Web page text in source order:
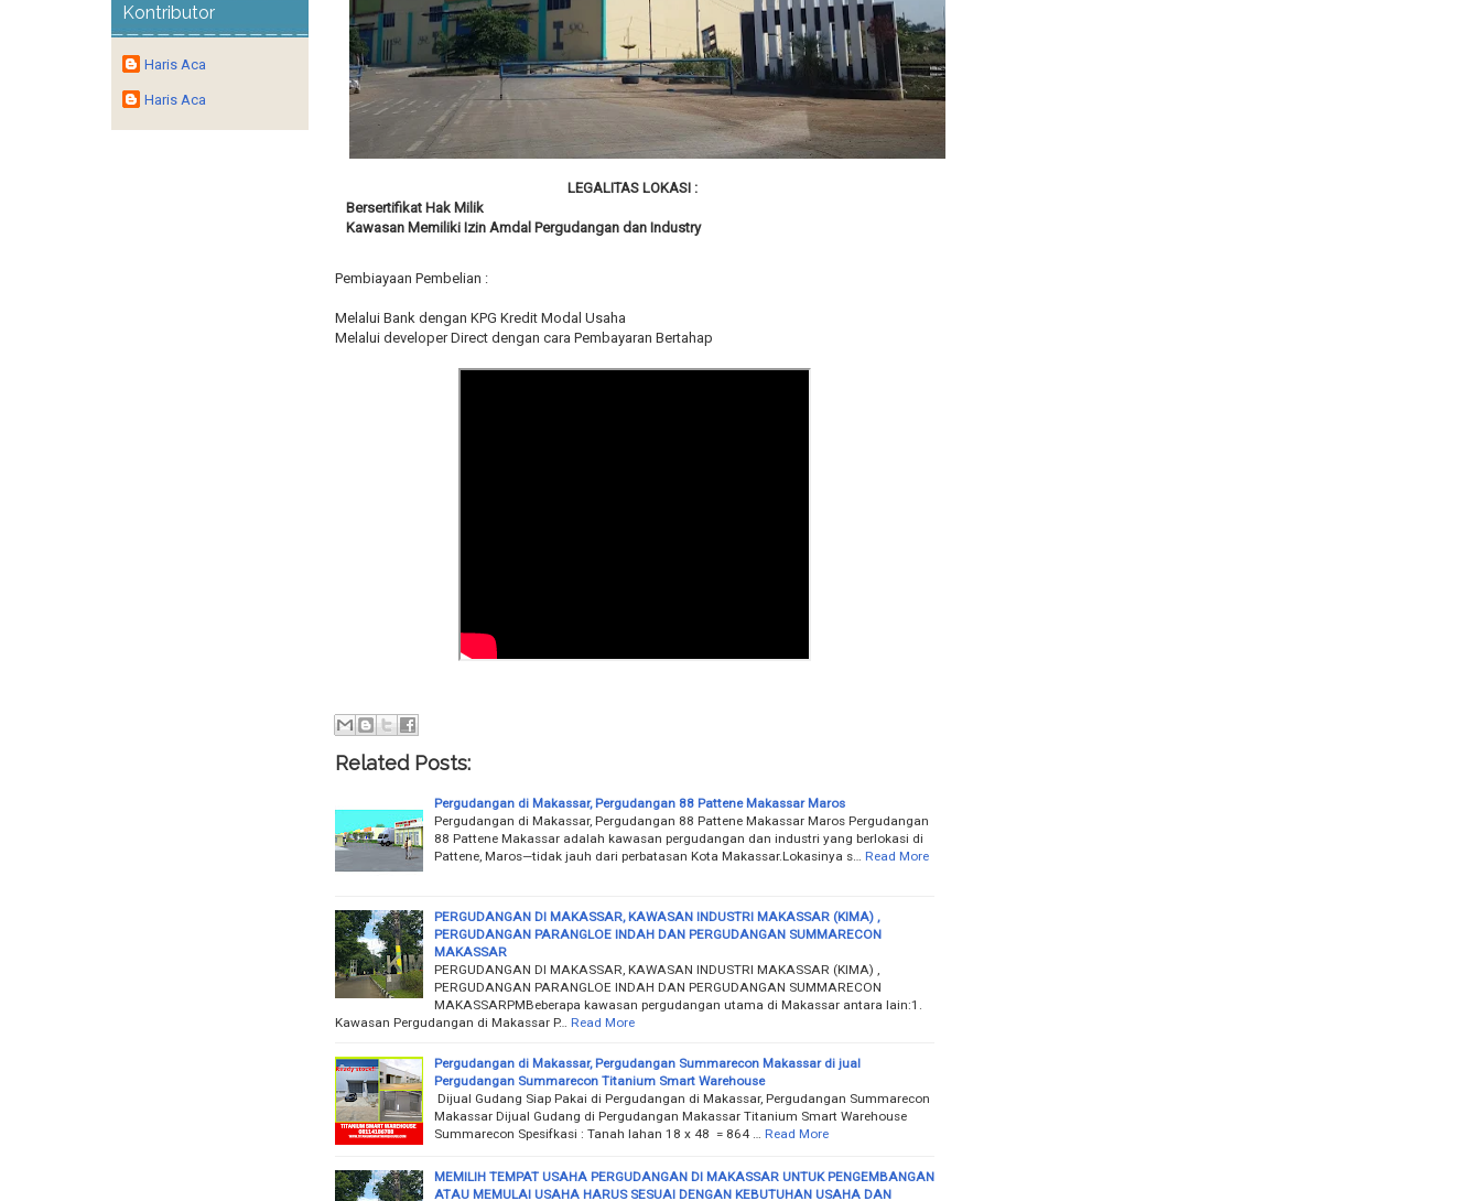
LEGALITAS LOKASI :
Bersertifikat Hak Milik
Kawasan Memiliki Izin Amdal Pergudangan dan Industry
Pembiayaan Pembelian :
Melalui Bank dengan KPG Kredit Modal Usaha
Melalui developer Direct dengan cara Pembayaran Bertahap
Related Posts:
Pergudangan di Makassar, Pergudangan 88 Pattene Makassar Maros
Pergudangan di Makassar, Pergudangan 88 Pattene Makassar Maros Pergudangan
88 Pattene Makassar adalah kawasan pergudangan dan industri yang berlokasi di
Pattene, Maros—tidak jauh dari perbatasan Kota Makassar.Lokasinya s…
Read More
PERGUDANGAN DI MAKASSAR, KAWASAN INDUSTRI MAKASSAR (KIMA) ,
PERGUDANGAN PARANGLOE INDAH DAN PERGUDANGAN SUMMARECON
MAKASSAR
PERGUDANGAN DI MAKASSAR, KAWASAN INDUSTRI MAKASSAR (KIMA) ,
PERGUDANGAN PARANGLOE INDAH DAN PERGUDANGAN SUMMARECON
MAKASSARPMBeberapa kawasan pergudangan utama di Makassar antara lain:1.
Kawasan Pergudangan di Makassar P…
Read More
Pergudangan di Makassar, Pergudangan Summarecon Makassar di jual
Pergudangan Summarecon Titanium Smart Warehouse
Dijual Gudang Siap Pakai di Pergudangan di Makassar, Pergudangan Summarecon
Makassar Dijual Gudang di Pergudangan Makassar Titanium Smart Warehouse
Summarecon Spesifkasi : Tanah lahan 18 x 48 = 864 …
Read More
MEMILIH TEMPAT USAHA PERGUDANGAN DI MAKASSAR UNTUK PENGEMBANGAN
ATAU MEMULAI USAHA HARUS SESUAI DENGAN KEBUTUHAN USAHA DAN
Kontributor
Haris Aca
Haris Aca